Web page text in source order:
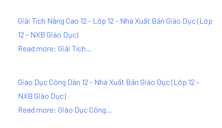
Giải Tích Nâng Cao 12 - Lớp 12 - Nhà Xuất Bản Giáo Dục(Lớp
12 - NXB Giáo Dục)
Read more: Giải Tích...
Giáo Dục Công Dân 12 - Nhà Xuất Bản Giáo Dục(Lớp 12 -
NXB Giáo Dục)
Read more: Giáo Dục Công...